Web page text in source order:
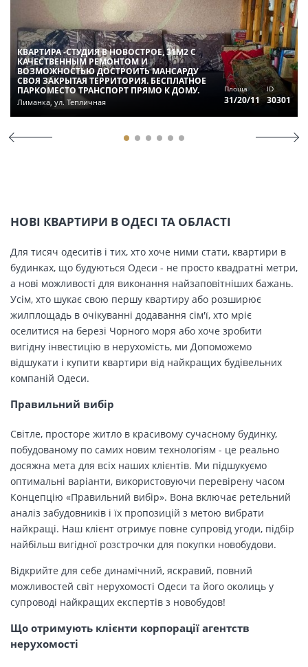
КВАРТИРА -СТУДИЯ В НОВОСТРОЕ, 31М2 С
КАЧЕСТВЕННЫМ РЕМОНТОМ И
ВОЗМОЖНОСТЬЮ ДОСТРОИТЬ МАНСАРДУ
СВОЯ ЗАКРЫТАЯ ТЕРРИТОРИЯ. БЕСПЛАТНОЕ
ПАРКОМЕСТО ТРАНСПОРТ ПРЯМО К ДОМУ.
Лиманка, ул. Тепличная
Площа
31/20/11
ID
30301
НОВІ КВАРТИРИ В ОДЕСІ ТА ОБЛАСТІ
Для тисяч одеситів і тих, хто хоче ними стати, квартири в
будинках, що будуються Одеси - не просто квадратні метри,
а нові можливості для виконання найзаповітніших бажань.
Усім, хто шукає свою першу квартиру або розширює
жилплощадь в очікуванні додавання сім'ї, хто мріє
оселитися на березі Чорного моря або хоче зробити
вигідну інвестицію в нерухомість, ми Допоможемо
відшукати і купити квартири від найкращих будівельних
компаній Одеси.
Правильний вибір
Світле, просторе житло в красивому сучасному будинку,
побудованому по самих новим технологіям - це реально
досяжна мета для всіх наших клієнтів. Ми підшукуємо
оптимальні варіанти, використовуючи перевірену часом
Концепцію «Правильний вибір». Вона включає ретельний
аналіз забудовників і їх пропозицій з метою вибрати
найкращі. Наш клієнт отримує повне супровід угоди, підбір
найбільш вигідної розстрочки для покупки новобудови.
Відкрийте для себе динамічний, яскравий, повний
можливостей світ нерухомості Одеси та його околиць у
супроводі найкращих експертів з новобудов!
Що отримують клієнти корпорації агентств
нерухомості